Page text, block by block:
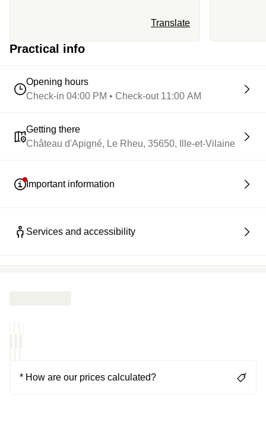
Translate
Practical info
Opening hours
Check-in 04:00 PM • Check-out 11:00 AM
Getting there
Château d'Apigné, Le Rheu, 35650, Ille-et-Vilaine
Important information
Services and accessibility
* How are our prices calculated?